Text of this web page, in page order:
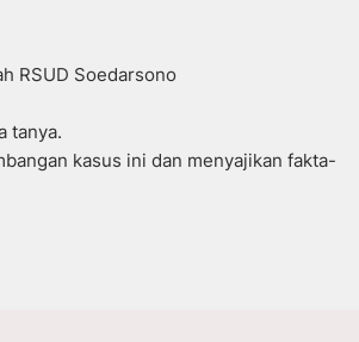
RSUD Soedarsono
tanya.
kasus ini dan menyajikan fakta-